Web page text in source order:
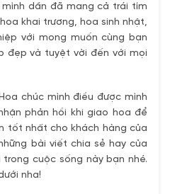
dần đã mang cả trái tím
khai trương, hoa sinh nhật,
với mong muốn cùng bạn
đẹp và tuyệt vời đến với mọi
chúc mình điều được mình
phản hồi khi giao hoa để
tốt nhất cho khách hàng của
bài viết chia sẻ hay của
cuộc sống này bạn nhé.
nha!